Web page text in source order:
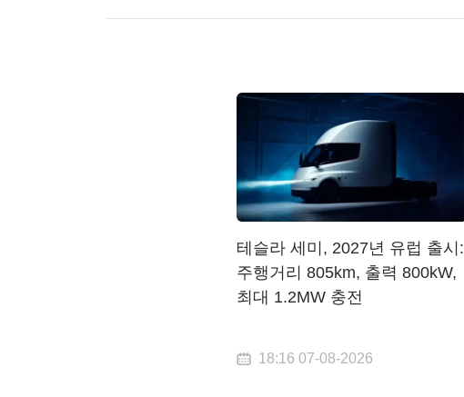
테슬라 세미, 2027년 유럽 출시:
주행거리 805km, 출력 800kW,
최대 1.2MW 충전
18:16 07-08-2026